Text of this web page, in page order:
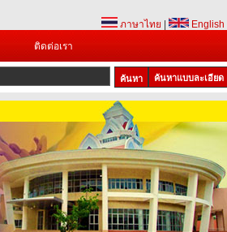
ภาษาไทย
English
ติดต่อเรา
ค้นหาแบบละเอียด